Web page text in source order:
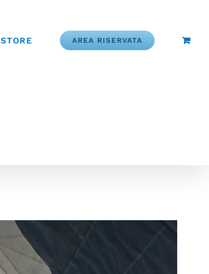
STORE AREA RISERVATA